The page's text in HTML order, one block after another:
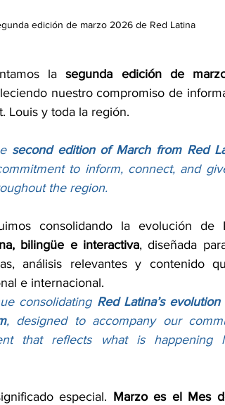
edición de marzo 2026 de Red Latina
la segunda edición de
nuestro compromiso de
Louis y toda la región.
second edition of March from Red
to inform, connect, and
the region.
bilingüe e interactiva, diseñada
análisis relevantes y contenido
e internacional.
consolidating Red Latina’s
, designed to accompany our
that reflects what is happening
especial. Marzo es el Mes